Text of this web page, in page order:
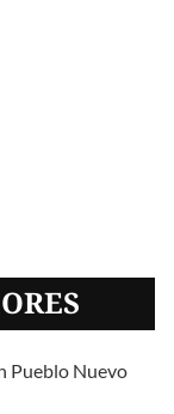
Pueblo Nuevo